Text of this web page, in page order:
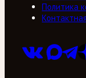
Политика